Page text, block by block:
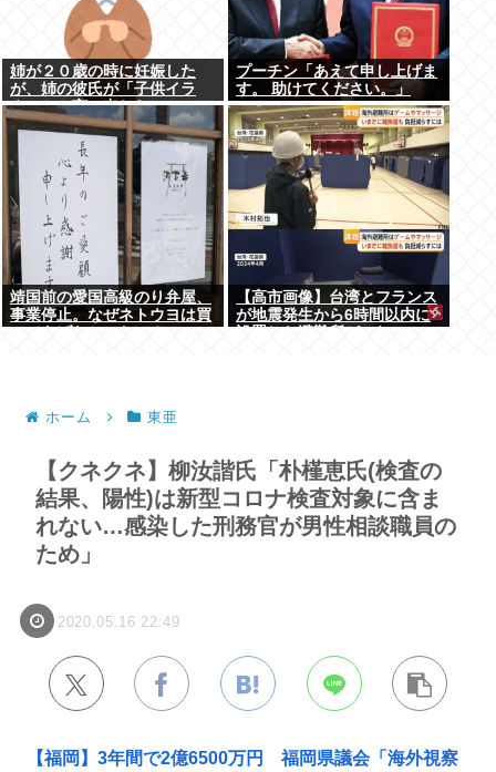
姉が２０歳の時に妊娠した
が、姉の彼氏が「子供イラ
ネ」とか言い出した
プーチン「あえて申し上げま
す。 助けてください。」
靖国前の愛国高級のり弁屋、
事業停止。なぜネトウヨは買
【高市画像】台湾とフランス
が地震発生から6時間以内に
ホーム 東亜
【クネクネ】柳汝諧氏「朴槿恵氏(検査の
結果、陽性)は新型コロナ検査対象に含ま
れない…感染した刑務官が男性相談職員の
ため」
2020.05.16 22:49
【福岡】3年間で2億6500万円 福岡県議会「海外視察